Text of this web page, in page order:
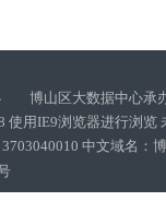
博山区大数据中心承
使用IE9浏览器进行浏览
中文域名：